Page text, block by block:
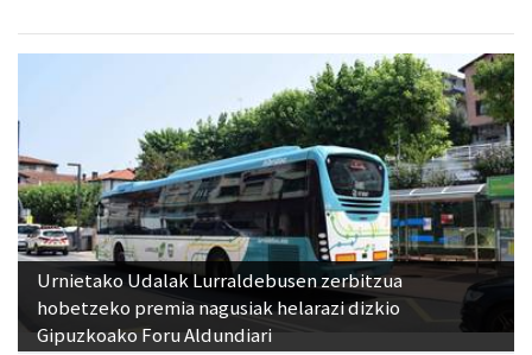
Urnietako Udalak Lurraldebusen zerbitzua
hobetzeko premia nagusiak helarazi dizkio
Gipuzkoako Foru Aldundiari